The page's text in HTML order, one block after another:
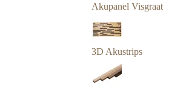
Akupanel Visgraat
3D Akustrips